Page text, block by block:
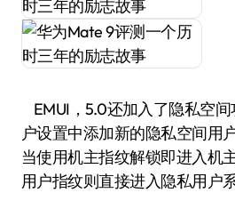
EMUI，5.0还加入了隐私空
户设置中添加新的隐私空间用
当使用机主指纹解锁即进入机
用户指纹则直接进入隐私用户系